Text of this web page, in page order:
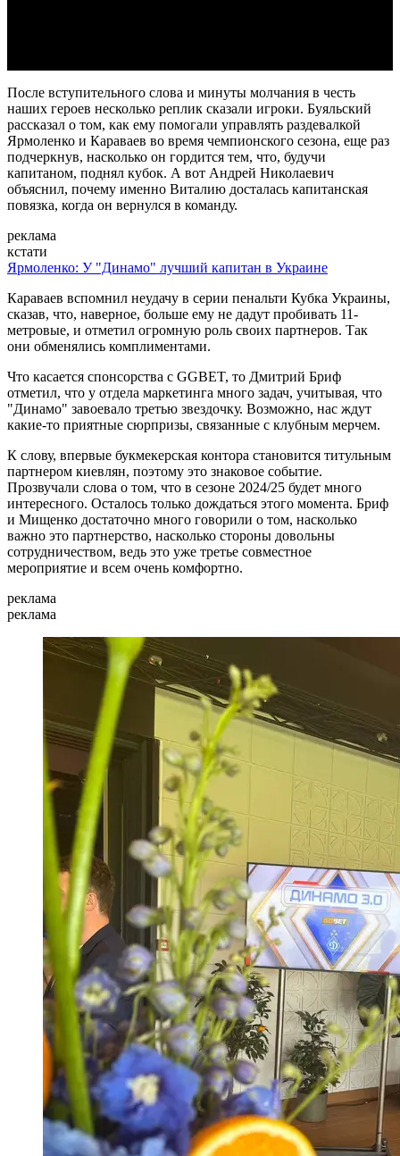
После вступительного слова и минуты молчания в честь
наших героев несколько реплик сказали игроки. Буяльский
рассказал о том, как ему помогали управлять раздевалкой
Ярмоленко и Караваев во время чемпионского сезона, еще раз
подчеркнув, насколько он гордится тем, что, будучи
капитаном, поднял кубок. А вот Андрей Николаевич
объяснил, почему именно Виталию досталась капитанская
повязка, когда он вернулся в команду.
реклама
кстати
Ярмоленко: У "Динамо" лучший капитан в Украине
Караваев вспомнил неудачу в серии пенальти Кубка Украины,
сказав, что, наверное, больше ему не дадут пробивать 11-
метровые, и отметил огромную роль своих партнеров. Так
они обменялись комплиментами.
Что касается спонсорства с GGBET, то Дмитрий Бриф
отметил, что у отдела маркетинга много задач, учитывая, что
"Динамо" завоевало третью звездочку. Возможно, нас ждут
какие-то приятные сюрпризы, связанные с клубным мерчем.
К слову, впервые букмекерская контора становится титульным
партнером киевлян, поэтому это знаковое событие.
Прозвучали слова о том, что в сезоне 2024/25 будет много
интересного. Осталось только дождаться этого момента. Бриф
и Мищенко достаточно много говорили о том, насколько
важно это партнерство, насколько стороны довольны
сотрудничеством, ведь это уже третье совместное
мероприятие и всем очень комфортно.
реклама
реклама